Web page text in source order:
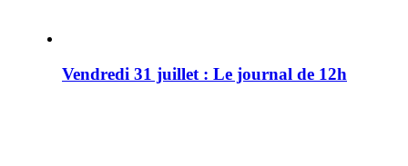
Vendredi 31 juillet : Le journal de 12h